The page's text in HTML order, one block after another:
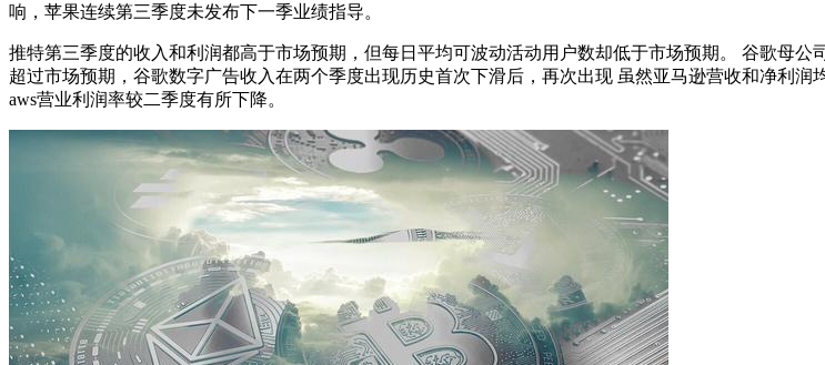
响，苹果连续第三季度未发布下一季业绩指导。
推特第三季度的收入和利润都高于市场预期，但每日平均可波动活动用户数却低于市场预期。 谷歌母公
超过市场预期，谷歌数字广告收入在两个季度出现历史首次下滑后，再次出现 虽然亚马逊营收和净利
aws营业利润率较二季度有所下降。